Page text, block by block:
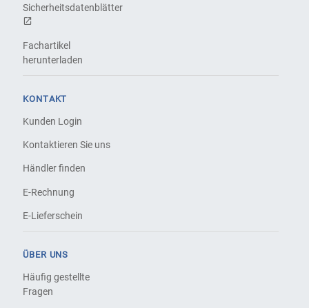
Sicherheitsdatenblätter
Fachartikel
herunterladen
KONTAKT
Kunden Login
Kontaktieren Sie uns
Händler finden
E-Rechnung
E-Lieferschein
ÜBER UNS
Häufig gestellte
Fragen